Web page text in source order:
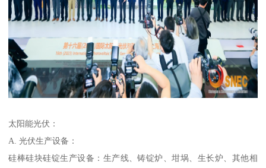
太阳能光伏：
A. 光伏生产设备：
硅棒硅块硅锭生产设备：生产线、铸锭炉、坩埚、生长炉、其他相